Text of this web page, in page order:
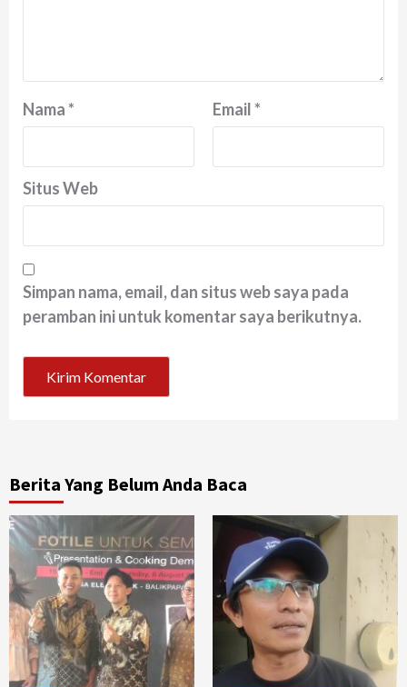
Nama* Email*
Situs Web
Simpan nama, email, dan situs web saya pada
peramban ini untuk komentar saya berikutnya.
Berita Yang Belum Anda Baca